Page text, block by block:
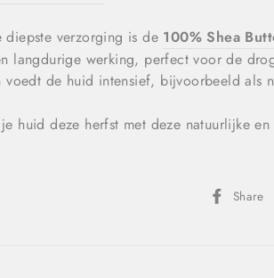
diepste verzorging is de 100% Shea
langdurige werking, perfect voor de
de huid intensief, bijvoorbeeld als
huid deze herfst met deze natuurlijke
Share